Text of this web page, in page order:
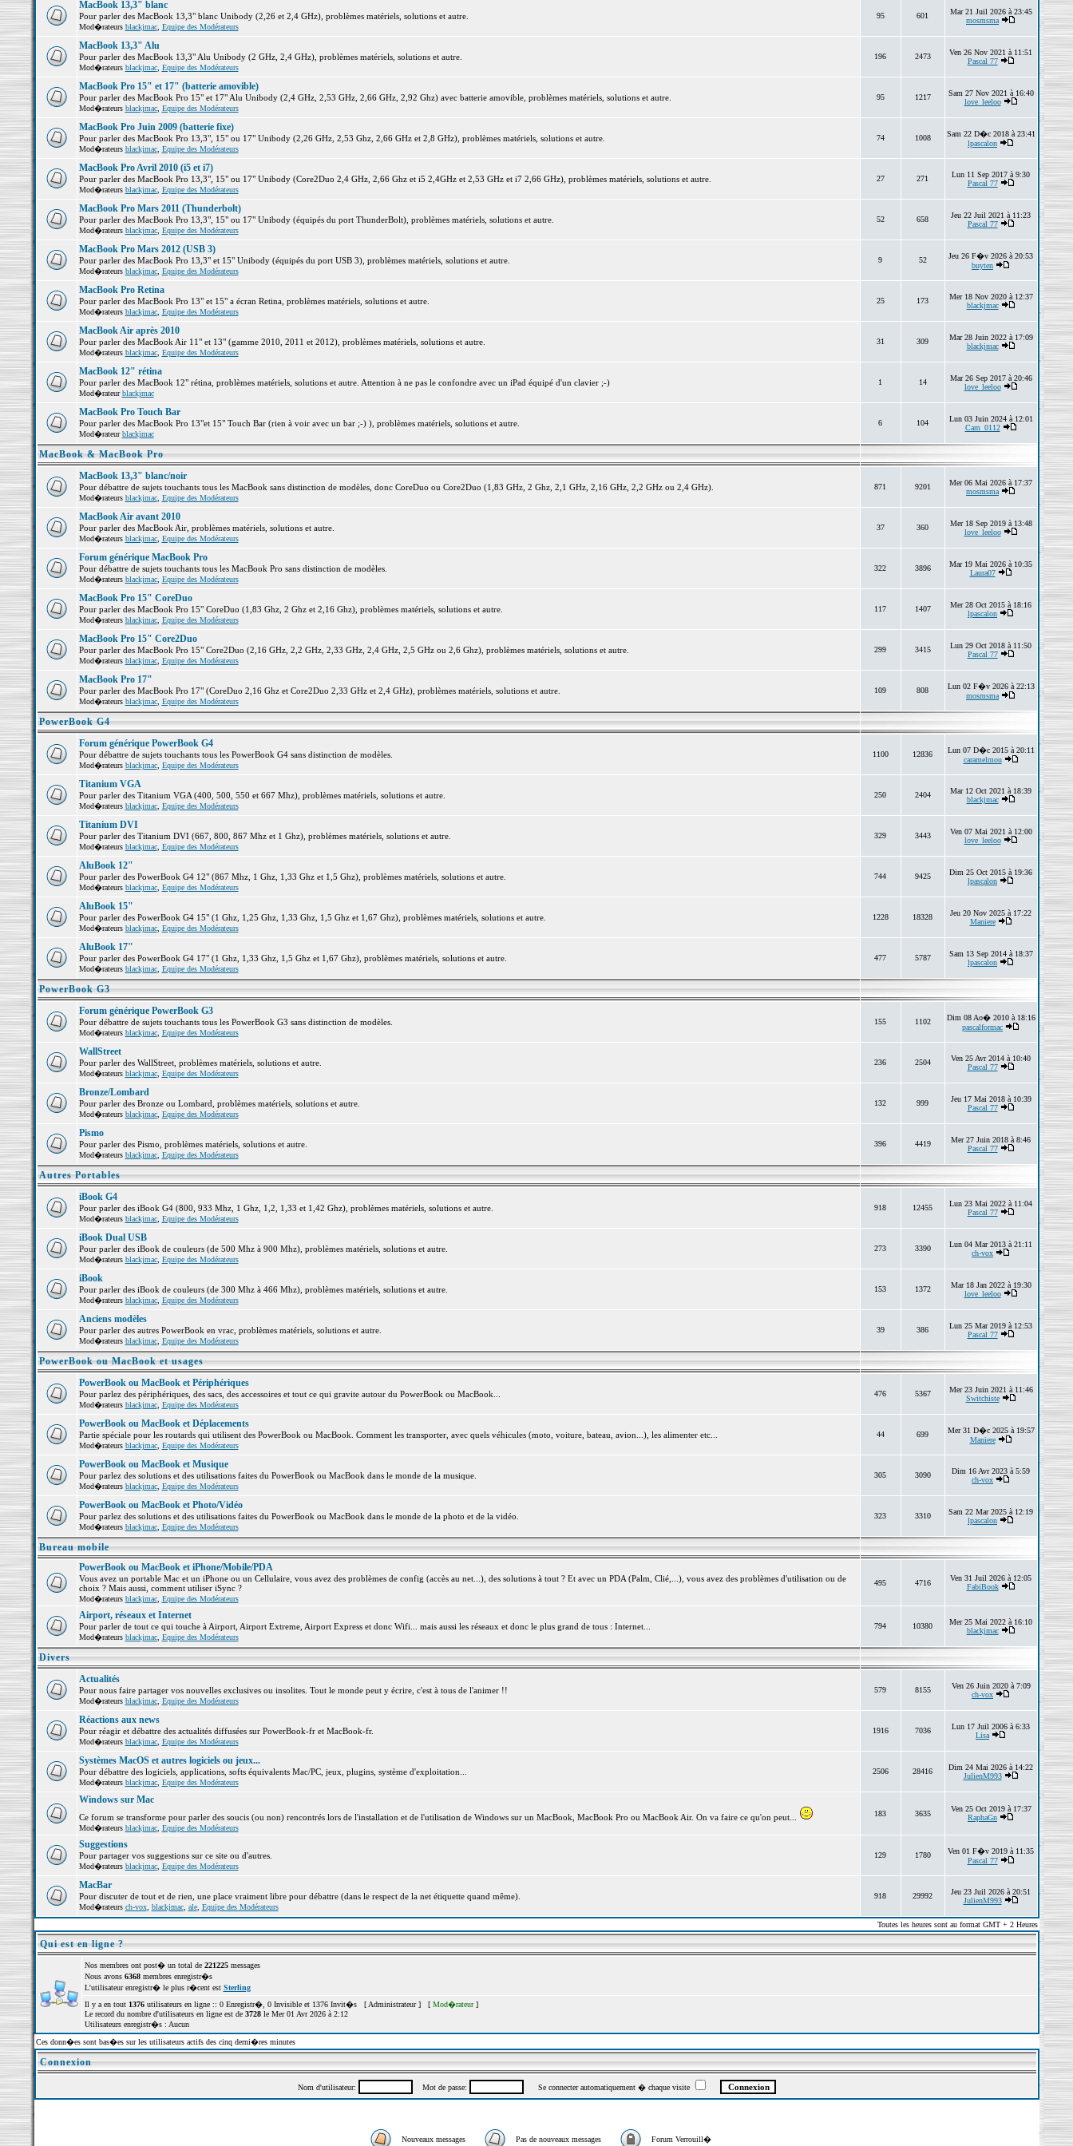
MacBook 13,3" blanc
Pour parler des MacBook 13,3" blanc Unibody (2,26 et 2,4 GHz), problèmes matériels, solutions et autre.
Mod�rateurs blackjmac, Equipe des Modérateurs
95 601
Mar 21 Juil 2026 à 23:45
mosmsma
MacBook 13,3" Alu
Pour parler des MacBook 13,3" Alu Unibody (2 GHz, 2,4 GHz), problèmes matériels, solutions et autre.
Mod�rateurs blackjmac, Equipe des Modérateurs
196 2473
Ven 26 Nov 2021 à 11:51
Pascal 77
MacBook Pro 15" et 17" (batterie amovible)
Pour parler des MacBook Pro 15" et 17" Alu Unibody (2,4 GHz, 2,53 GHz, 2,66 GHz, 2,92 Ghz) avec batterie amovible, problèmes matériels, solutions et autre.
Mod�rateurs blackjmac, Equipe des Modérateurs
95 1217
Sam 27 Nov 2021 à 16:40
love_leeloo
MacBook Pro Juin 2009 (batterie fixe)
Pour parler des MacBook Pro 13,3", 15" ou 17" Unibody (2,26 GHz, 2,53 Ghz, 2,66 GHz et 2,8 GHz), problèmes matériels, solutions et autre.
Mod�rateurs blackjmac, Equipe des Modérateurs
74 1008
Sam 22 D�c 2018 à 23:41
lpascalon
MacBook Pro Avril 2010 (i5 et i7)
Pour parler des MacBook Pro 13,3", 15" ou 17" Unibody (Core2Duo 2,4 GHz, 2,66 Ghz et i5 2,4GHz et 2,53 GHz et i7 2,66 GHz), problèmes matériels, solutions et autre.
Mod�rateurs blackjmac, Equipe des Modérateurs
27 271
Lun 11 Sep 2017 à 9:30
Pascal 77
MacBook Pro Mars 2011 (Thunderbolt)
Pour parler des MacBook Pro 13,3", 15" ou 17" Unibody (équipés du port ThunderBolt), problèmes matériels, solutions et autre.
Mod�rateurs blackjmac, Equipe des Modérateurs
52 658
Jeu 22 Juil 2021 à 11:23
Pascal 77
MacBook Pro Mars 2012 (USB 3)
Pour parler des MacBook Pro 13,3" et 15" Unibody (équipés du port USB 3), problèmes matériels, solutions et autre.
Mod�rateurs blackjmac, Equipe des Modérateurs
9 52
Jeu 26 F�v 2026 à 20:53
buyten
MacBook Pro Retina
Pour parler des MacBook Pro 13" et 15" a écran Retina, problèmes matériels, solutions et autre.
Mod�rateurs blackjmac, Equipe des Modérateurs
25 173
Mer 18 Nov 2020 à 12:37
blackjmac
MacBook Air après 2010
Pour parler des MacBook Air 11" et 13" (gamme 2010, 2011 et 2012), problèmes matériels, solutions et autre.
Mod�rateurs blackjmac, Equipe des Modérateurs
31 309
Mar 28 Juin 2022 à 17:09
blackjmac
MacBook 12" rétina
Pour parler des MacBook 12" rétina, problèmes matériels, solutions et autre. Attention à ne pas le confondre avec un iPad équipé d'un clavier ;-)
Mod�rateurblackjmac
1 14
Mar 26 Sep 2017 à 20:46
love_leeloo
MacBook Pro Touch Bar
Pour parler des MacBook Pro 13"et 15" Touch Bar (rien à voir avec un bar ;-) ), problèmes matériels, solutions et autre.
Mod�rateurblackjmac
6 104
Lun 03 Juin 2024 à 12:01
Cam_0112
MacBook & MacBook Pro
MacBook 13,3" blanc/noir
Pour débattre de sujets touchants tous les MacBook sans distinction de modèles, donc CoreDuo ou Core2Duo (1,83 GHz, 2 Ghz, 2,1 GHz, 2,16 GHz, 2,2 GHz ou 2,4 GHz).
Mod�rateurs blackjmac, Equipe des Modérateurs
871 9201
Mer 06 Mai 2026 à 17:37
mosmsma
MacBook Air avant 2010
Pour parler des MacBook Air, problèmes matériels, solutions et autre.
Mod�rateurs blackjmac, Equipe des Modérateurs
37 360
Mer 18 Sep 2019 à 13:48
love_leeloo
Forum générique MacBook Pro
Pour débattre de sujets touchants tous les MacBook Pro sans distinction de modèles.
Mod�rateurs blackjmac, Equipe des Modérateurs
322 3896
Mar 19 Mai 2026 à 10:35
Laura07
MacBook Pro 15" CoreDuo
Pour parler des MacBook Pro 15" CoreDuo (1,83 Ghz, 2 Ghz et 2,16 Ghz), problèmes matériels, solutions et autre.
Mod�rateurs blackjmac, Equipe des Modérateurs
117 1407
Mer 28 Oct 2015 à 18:16
lpascalon
MacBook Pro 15" Core2Duo
Pour parler des MacBook Pro 15" Core2Duo (2,16 GHz, 2,2 GHz, 2,33 GHz, 2,4 GHz, 2,5 GHz ou 2,6 Ghz), problèmes matériels, solutions et autre.
Mod�rateurs blackjmac, Equipe des Modérateurs
299 3415
Lun 29 Oct 2018 à 11:50
Pascal 77
MacBook Pro 17"
Pour parler des MacBook Pro 17" (CoreDuo 2,16 Ghz et Core2Duo 2,33 GHz et 2,4 GHz), problèmes matériels, solutions et autre.
Mod�rateurs blackjmac, Equipe des Modérateurs
109 808
Lun 02 F�v 2026 à 22:13
mosmsma
PowerBook G4
Forum générique PowerBook G4
Pour débattre de sujets touchants tous les PowerBook G4 sans distinction de modèles.
Mod�rateurs blackjmac, Equipe des Modérateurs
1100 12836
Lun 07 D�c 2015 à 20:11
caramelmou
Titanium VGA
Pour parler des Titanium VGA (400, 500, 550 et 667 Mhz), problèmes matériels, solutions et autre.
Mod�rateurs blackjmac, Equipe des Modérateurs
250 2404
Mar 12 Oct 2021 à 18:39
blackjmac
Titanium DVI
Pour parler des Titanium DVI (667, 800, 867 Mhz et 1 Ghz), problèmes matériels, solutions et autre.
Mod�rateurs blackjmac, Equipe des Modérateurs
329 3443
Ven 07 Mai 2021 à 12:00
love_leeloo
AluBook 12"
Pour parler des PowerBook G4 12" (867 Mhz, 1 Ghz, 1,33 Ghz et 1,5 Ghz), problèmes matériels, solutions et autre.
Mod�rateurs blackjmac, Equipe des Modérateurs
744 9425
Dim 25 Oct 2015 à 19:36
lpascalon
AluBook 15"
Pour parler des PowerBook G4 15" (1 Ghz, 1,25 Ghz, 1,33 Ghz, 1,5 Ghz et 1,67 Ghz), problèmes matériels, solutions et autre.
Mod�rateurs blackjmac, Equipe des Modérateurs
1228 18328
Jeu 20 Nov 2025 à 17:22
Maniere
AluBook 17"
Pour parler des PowerBook G4 17" (1 Ghz, 1,33 Ghz, 1,5 Ghz et 1,67 Ghz), problèmes matériels, solutions et autre.
Mod�rateurs blackjmac, Equipe des Modérateurs
477 5787
Sam 13 Sep 2014 à 18:37
lpascalon
PowerBook G3
Forum générique PowerBook G3
Pour débattre de sujets touchants tous les PowerBook G3 sans distinction de modèles.
Mod�rateurs blackjmac, Equipe des Modérateurs
155 1102
Dim 08 Ao� 2010 à 18:16
pascalformac
WallStreet
Pour parler des WallStreet, problèmes matériels, solutions et autre.
Mod�rateurs blackjmac, Equipe des Modérateurs
236 2504
Ven 25 Avr 2014 à 10:40
Pascal 77
Bronze/Lombard
Pour parler des Bronze ou Lombard, problèmes matériels, solutions et autre.
Mod�rateurs blackjmac, Equipe des Modérateurs
132 999
Jeu 17 Mai 2018 à 10:39
Pascal 77
Pismo
Pour parler des Pismo, problèmes matériels, solutions et autre.
Mod�rateurs blackjmac, Equipe des Modérateurs
396 4419
Mer 27 Juin 2018 à 8:46
Pascal 77
Autres Portables
iBook G4
Pour parler des iBook G4 (800, 933 Mhz, 1 Ghz, 1,2, 1,33 et 1,42 Ghz), problèmes matériels, solutions et autre.
Mod�rateurs blackjmac, Equipe des Modérateurs
918 12455
Lun 23 Mai 2022 à 11:04
Pascal 77
iBook Dual USB
Pour parler des iBook de couleurs (de 500 Mhz à 900 Mhz), problèmes matériels, solutions et autre.
Mod�rateurs blackjmac, Equipe des Modérateurs
273 3390
Lun 04 Mar 2013 à 21:11
ch-vox
iBook
Pour parler des iBook de couleurs (de 300 Mhz à 466 Mhz), problèmes matériels, solutions et autre.
Mod�rateurs blackjmac, Equipe des Modérateurs
153 1372
Mar 18 Jan 2022 à 19:30
love_leeloo
Anciens modèles
Pour parler des autres PowerBook en vrac, problèmes matériels, solutions et autre.
Mod�rateurs blackjmac, Equipe des Modérateurs
39 386
Lun 25 Mar 2019 à 12:53
Pascal 77
PowerBook ou MacBook et usages
PowerBook ou MacBook et Périphériques
Pour parlez des périphériques, des sacs, des accessoires et tout ce qui gravite autour du PowerBook ou MacBook...
Mod�rateurs blackjmac, Equipe des Modérateurs
476 5367
Mer 23 Juin 2021 à 11:46
Switchiste
PowerBook ou MacBook et Déplacements
Partie spéciale pour les routards qui utilisent des PowerBook ou MacBook. Comment les transporter, avec quels véhicules (moto, voiture, bateau, avion...), les alimenter etc...
Mod�rateurs blackjmac, Equipe des Modérateurs
44 699
Mer 31 D�c 2025 à 19:57
Maniere
PowerBook ou MacBook et Musique
Pour parlez des solutions et des utilisations faites du PowerBook ou MacBook dans le monde de la musique.
Mod�rateurs blackjmac, Equipe des Modérateurs
305 3090
Dim 16 Avr 2023 à 5:59
ch-vox
PowerBook ou MacBook et Photo/Vidéo
Pour parlez des solutions et des utilisations faites du PowerBook ou MacBook dans le monde de la photo et de la vidéo.
Mod�rateurs blackjmac, Equipe des Modérateurs
323 3310
Sam 22 Mar 2025 à 12:19
lpascalon
Bureau mobile
PowerBook ou MacBook et iPhone/Mobile/PDA
Vous avez un portable Mac et un iPhone ou un Cellulaire, vous avez des problèmes de config (accès au net...), des solutions à tout ? Et avec un PDA (Palm, Clié,...), vous avez des problèmes d'utilisation ou de
choix ? Mais aussi, comment utiliser iSync ?
Mod�rateurs blackjmac, Equipe des Modérateurs
495 4716
Ven 31 Juil 2026 à 12:05
FabiBook
Airport, réseaux et Internet
Pour parler de tout ce qui touche à Airport, Airport Extreme, Airport Express et donc Wifi... mais aussi les réseaux et donc le plus grand de tous : Internet...
Mod�rateurs blackjmac, Equipe des Modérateurs
794 10380
Mer 25 Mai 2022 à 16:10
blackjmac
Divers
Actualités
Pour nous faire partager vos nouvelles exclusives ou insolites. Tout le monde peut y écrire, c'est à tous de l'animer !!
Mod�rateurs blackjmac, Equipe des Modérateurs
579 8155
Ven 26 Juin 2020 à 7:09
ch-vox
Réactions aux news
Pour réagir et débattre des actualités diffusées sur PowerBook-fr et MacBook-fr.
Mod�rateurs blackjmac, Equipe des Modérateurs
1916 7036
Lun 17 Juil 2006 à 6:33
Lisa
Systèmes MacOS et autres logiciels ou jeux...
Pour débattre des logiciels, applications, softs équivalents Mac/PC, jeux, plugins, système d'exploitation...
Mod�rateurs blackjmac, Equipe des Modérateurs
2506 28416
Dim 24 Mai 2026 à 14:22
JulienM993
Windows sur Mac
Ce forum se transforme pour parler des soucis (ou non) rencontrés lors de l'installation et de l'utilisation de Windows sur un MacBook, MacBook Pro ou MacBook Air. On va faire ce qu'on peut...
Mod�rateurs blackjmac, Equipe des Modérateurs
183 3635
Ven 25 Oct 2019 à 17:37
RaphaGn
Suggestions
Pour partager vos suggestions sur ce site ou d'autres.
Mod�rateurs blackjmac, Equipe des Modérateurs
129 1780
Ven 01 F�v 2019 à 11:35
Pascal 77
MacBar
Pour discuter de tout et de rien, une place vraiment libre pour débattre (dans le respect de la net étiquette quand même).
Mod�rateurs ch-vox, blackjmac, ale, Equipe des Modérateurs
918 29992
Jeu 23 Juil 2026 à 20:51
JulienM993
Toutes les heures sont au format GMT + 2 Heures
Qui est en ligne ?
Nos membres ont post� un total de 221225messages
Nous avons 6368membres enregistr�s
L'utilisateur enregistr� le plus r�cent est Sterling
Il y a en tout 1376utilisateurs en ligne :: 0 Enregistr�, 0 Invisible et 1376 Invit�s [ Administrateur] [ Mod�rateur]
Le record du nombre d'utilisateurs en ligne est de 3728le Mer 01 Avr 2026 à 2:12
Utilisateurs enregistr�s : Aucun
Ces donn�es sont bas�es sur les utilisateurs actifs des cinq derni�res minutes
Connexion
Nom d'utilisateur: Mot de passe: Se connecter automatiquement � chaque visite
Nouveaux messages Pas de nouveaux messages Forum Verrouill�